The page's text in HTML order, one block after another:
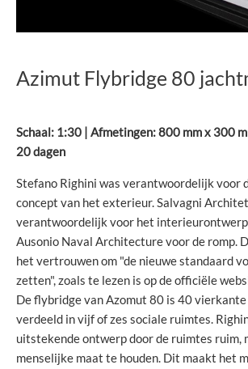
Azimut Flybridge 80
Schaal: 1:30 | Afmetingen: 800 mm x 300
20 dagen
Stefano Righini was verantwoordelijk voor
concept van het exterieur. Salvagni
verantwoordelijk voor het
Ausonio Naval Architecture voor de romp.
het vertrouwen om "de nieuwe standaard
zetten", zoals te lezen is op de officiële
De flybridge van Azomut 80 is 40
verdeeld in vijf of zes sociale ruimtes.
uitstekende ontwerp door de ruimtes ruim,
menselijke maat te houden. Dit maakt het